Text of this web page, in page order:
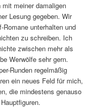
meiner damaligen
Lesung gegeben. Wir
Romane unterhalten und
zu schreiben. Ich
zwischen mehr als
Werwölfe sehr gern.
Runden regelmäßig
ein neues Feld für mich,
die mindestens genauso